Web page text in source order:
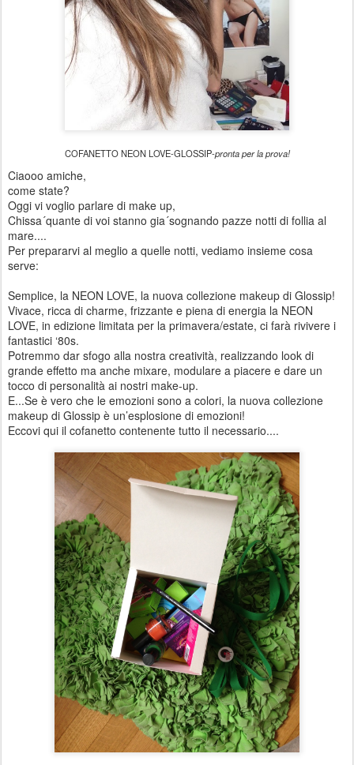
COFANETTO NEON LOVE-GLOSSIP-pronta per la prova!
Ciaooo amiche,
come state?
Oggi vi voglio parlare di make up,
Chissa´quante di voi stanno gia´sognando pazze notti di follia al
mare....
Per prepararvi al meglio a quelle notti, vediamo insieme cosa
serve:
Semplice, la NEON LOVE, la nuova collezione makeup di Glossip!
Vivace, ricca di charme, frizzante e piena di energia la NEON
LOVE, in edizione limitata per la primavera/estate, ci farà rivivere i
fantastici ‘80s.
Potremmo dar sfogo alla nostra creatività, realizzando look di
grande effetto ma anche mixare, modulare a piacere e dare un
tocco di personalità ai nostri make-up.
E...Se è vero che le emozioni sono a colori, la nuova collezione
makeup di Glossip è un’esplosione di emozioni!
Eccovi qui il cofanetto contenente tutto il necessario....